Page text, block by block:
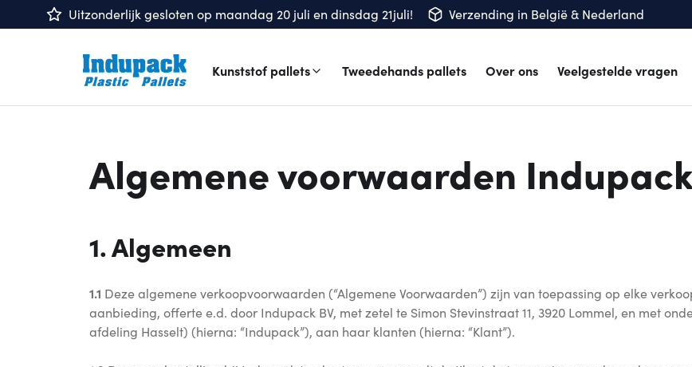
Uitzonderlijk gesloten op maandag 20 juli en dinsdag 21juli! Verzending in België & Nederland
Kunststof pallets Tweedehands pallets Over ons Veelgestelde vragen
Algemene voorwaarden
1. Algemeen
1.1 Deze algemene verkoopvoorwaarden (“Algemene Voorwaarden”) zijn van toepassing op elke
aanbieding, offerte e.d. door Indupack BV, met zetel te Simon Stevinstraat 11, 3920 Lommel, en met
afdeling Hasselt) (hierna: “Indupack”), aan haar klanten (hierna: “Klant”).